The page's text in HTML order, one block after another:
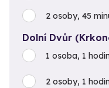
2 osoby, 45
Dolní Dvůr
1 osoba, 1
2 osoby, 1